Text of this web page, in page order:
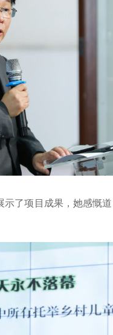
了项目成果，她感慨